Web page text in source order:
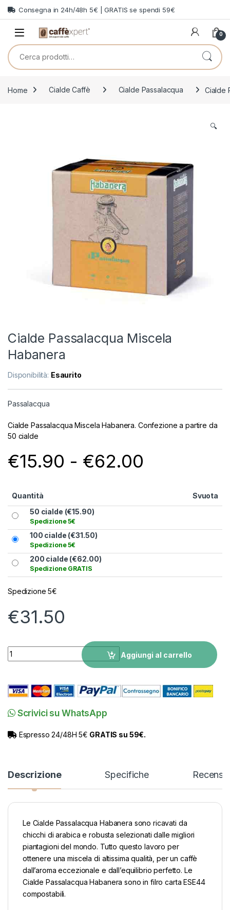
Skip to navigation
Skip to content
Consegna in 24h/48h 5€ | GRATIS se spendi 59€
0
Cerca:
Home Cialde Caffè Cialde Passalacqua Cialde
🔍
Cialde Passalacqua Miscela
Habanera
Disponibilità: Esaurito
Passalacqua
Cialde Passalacqua Miscela Habanera. Confezione a partire da
50 cialde
€15.90 - €62.00
Quantità
Svuota
50 cialde (€15.90)
Spedizione 5€
100 cialde (€31.50)
Spedizione 5€
200 cialde (€62.00)
Spedizione GRATIS
Spedizione 5€
€31.50
Cialde Passalacqua Miscela Habanera quantity
Aggiungi al carrello
Scrivici su WhatsApp
Espresso 24/48H 5€ GRATIS su 59€.
Descrizione Specifiche
Le Cialde Passalacqua Habanera sono ricavati da
chicchi di arabica e robusta selezionati dalle migliori
piantagioni del mondo. Tutto questo lavoro per
ottenere una miscela di altissima qualità, per un caffè
dall’aroma eccezionale e dall’equilibrio perfetto. Le
Cialde Passalacqua Habanera sono in filro carta ESE44
compostabili.